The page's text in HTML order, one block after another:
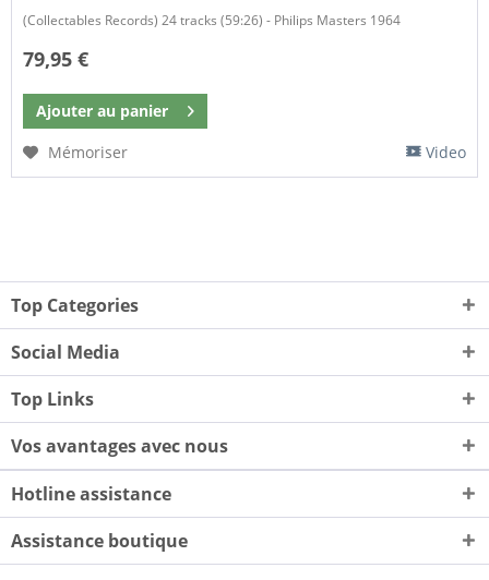
(Collectables Records) 24 tracks (59:26) - Philips Masters 1964
79,95 €
Ajouter au panier
Mémoriser
Video
Top Categories
Social Media
Top Links
Vos avantages avec nous
Hotline assistance
Assistance boutique